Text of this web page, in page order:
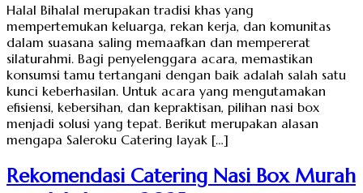
Halal Bihalal merupakan tradisi khas yang
mempertemukan keluarga, rekan kerja, dan komunitas
dalam suasana saling memaafkan dan mempererat
silaturahmi. Bagi penyelenggara acara, memastikan
konsumsi tamu tertangani dengan baik adalah salah satu
kunci keberhasilan. Untuk acara yang mengutamakan
efisiensi, kebersihan, dan kepraktisan, pilihan nasi box
menjadi solusi yang tepat. Berikut merupakan alasan
mengapa Saleroku Catering layak […]
Rekomendasi Catering Nasi Box Murah